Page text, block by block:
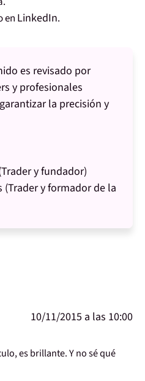
en LinkedIn.
es revisado por
y profesionales
la precisión y
y fundador)
(Trader y formador de la
10/11/2015 a las 10:00
es brillante. Y no sé qué